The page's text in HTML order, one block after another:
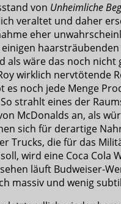
von Unheimliche
veraltet und daher
eher
als wäre das noch nicht
wirklich nervtötende
es noch jede Menge
strahlt eines der
McDonalds an, als
sich für derartige
Trucks, die für das
wird eine Coca Cola
läuft Budweiser-
massiv und wenig